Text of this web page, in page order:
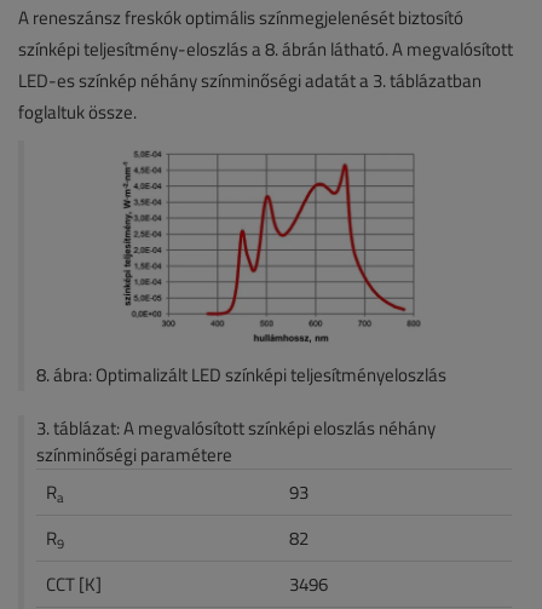
A reneszánsz freskók optimális színmegjelenését biztosító
színképi teljesítmény-eloszlás a 8. ábrán látható. A megvalósított
LED-es színkép néhány színminőségi adatát a 3. táblázatban
foglaltuk össze.
8. ábra: Optimalizált LED színképi teljesítményeloszlás
3. táblázat: A megvalósított színképi eloszlás néhány
színminőségi paramétere
Ra
93
R9
82
CCT [K]
3496